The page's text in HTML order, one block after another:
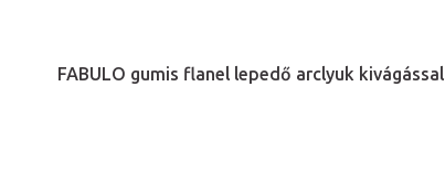
FABULO gumis flanel lepedő arclyuk kivágással